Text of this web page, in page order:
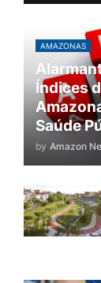
AMAZONAS
Índices
Saúde
by Amazon